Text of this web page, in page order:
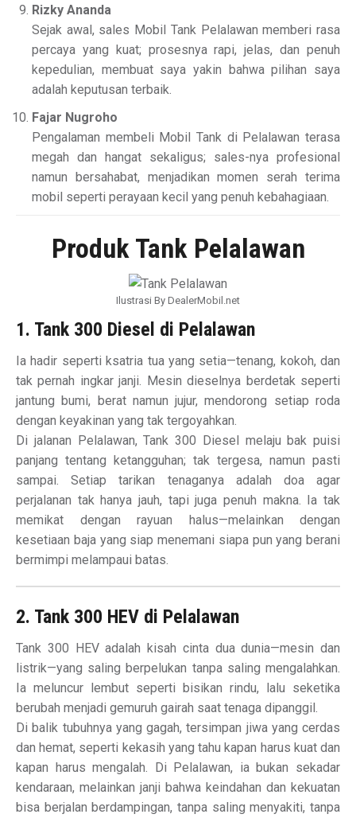
Rizky Ananda
Sejak awal, sales Mobil Tank Pelalawan memberi rasa
percaya yang kuat; prosesnya rapi, jelas, dan penuh
kepedulian, membuat saya yakin bahwa pilihan saya
adalah keputusan terbaik.
Fajar Nugroho
Pengalaman membeli Mobil Tank di Pelalawan terasa
megah dan hangat sekaligus; sales-nya profesional
namun bersahabat, menjadikan momen serah terima
mobil seperti perayaan kecil yang penuh kebahagiaan.
Produk Tank Pelalawan
Ilustrasi By DealerMobil.net
1. Tank 300 Diesel di Pelalawan
Ia hadir seperti ksatria tua yang setia—tenang, kokoh, dan
tak pernah ingkar janji. Mesin dieselnya berdetak seperti
jantung bumi, berat namun jujur, mendorong setiap roda
dengan keyakinan yang tak tergoyahkan.
Di jalanan Pelalawan, Tank 300 Diesel melaju bak puisi
panjang tentang ketangguhan; tak tergesa, namun pasti
sampai. Setiap tarikan tenaganya adalah doa agar
perjalanan tak hanya jauh, tapi juga penuh makna. Ia tak
memikat dengan rayuan halus—melainkan dengan
kesetiaan baja yang siap menemani siapa pun yang berani
bermimpi melampaui batas.
2. Tank 300 HEV di Pelalawan
Tank 300 HEV adalah kisah cinta dua dunia—mesin dan
listrik—yang saling berpelukan tanpa saling mengalahkan.
Ia meluncur lembut seperti bisikan rindu, lalu seketika
berubah menjadi gemuruh gairah saat tenaga dipanggil.
Di balik tubuhnya yang gagah, tersimpan jiwa yang cerdas
dan hemat, seperti kekasih yang tahu kapan harus kuat dan
kapan harus mengalah. Di Pelalawan, ia bukan sekadar
kendaraan, melainkan janji bahwa keindahan dan kekuatan
bisa berjalan berdampingan, tanpa saling menyakiti, tanpa